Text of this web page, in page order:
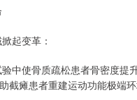
起变革：
中使骨质疏松患者骨密度
截瘫患者重建运动功能极端